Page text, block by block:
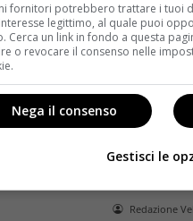
il decimo
rivela
e l’addio a
Anteprime
Dangerous
Redazione
fornitori potrebbero trattare i tuoi
legittimo, al quale puoi
Cerca un link in fondo a questa
o revocare il consenso nelle
Nega il consenso
Gestisci le